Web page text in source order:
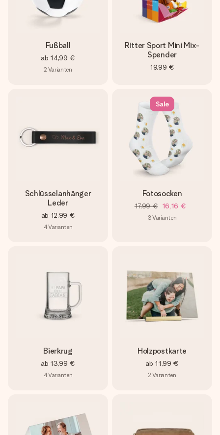
Fußball
ab 14,99 €
2 Varianten
Ritter Sport Mini Mix-
Spender
19,99 €
Schlüsselanhänger
Leder
ab 12,99 €
4Varianten
Sale
Fotosocken
17,99 € 16,16 €
3Varianten
Bierkrug
ab 13,99 €
4Varianten
Holzpostkarte
ab 11,99 €
2 Varianten